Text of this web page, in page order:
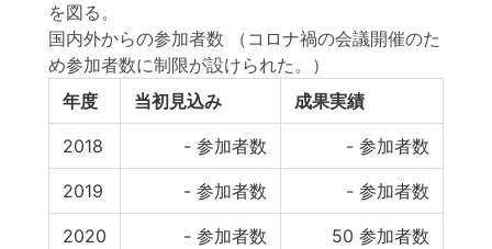
を図る。
国内外からの参加者数 （コロナ禍の会議開催のた
め参加者数に制限が設けられた。）
年度
当初見込み 成果実績
2018 - 参加者数 - 参加者数
2019 - 参加者数 - 参加者数
2020 - 参加者数 50 参加者数